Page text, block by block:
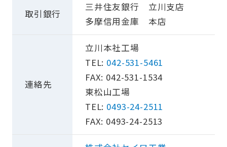
取引銀行
三井住友銀行 立川支店
多摩信用金庫 本店
連絡先
立川本社工場
TEL: 042-531-5461
FAX: 042-531-1534
東松山工場
TEL: 0493-24-2511
FAX: 0493-24-2513